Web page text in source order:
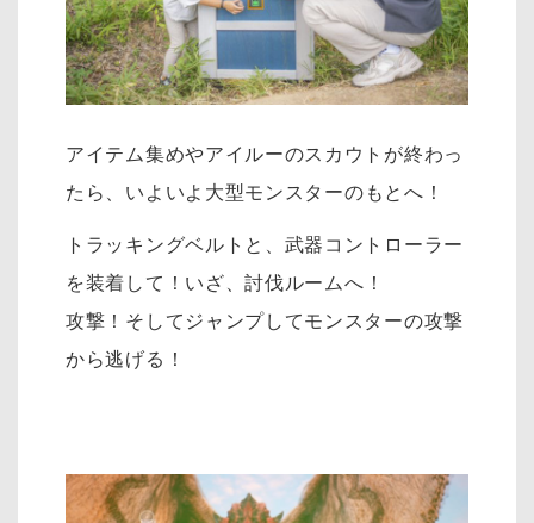
アイテム集めやアイルーのスカウトが終わっ
たら、 いよいよ大型モンスターのもとへ！
トラッキングベルトと、武器コントローラー
を装着して！ いざ、討伐ルームへ！
攻撃！そしてジャンプしてモンスターの攻撃
から逃げる！